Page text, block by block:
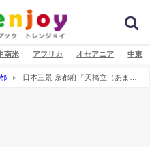
南米 アフリカ オセアニア 中東
日本三景 京都府「天橋立（あまの